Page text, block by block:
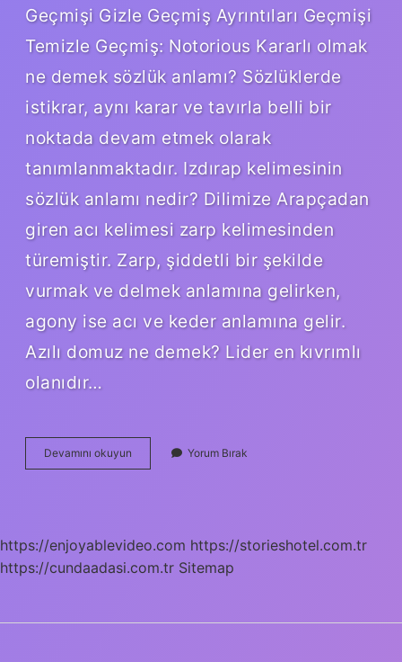
Geçmişi Gizle Geçmiş Ayrıntıları Geçmişi
Temizle Geçmiş: Notorious Kararlı olmak
ne demek sözlük anlamı? Sözlüklerde
istikrar, aynı karar ve tavırla belli bir
noktada devam etmek olarak
tanımlanmaktadır. Izdırap kelimesinin
sözlük anlamı nedir? Dilimize Arapçadan
giren acı kelimesi zarp kelimesinden
türemiştir. Zarp, şiddetli bir şekilde
vurmak ve delmek anlamına gelirken,
agony ise acı ve keder anlamına gelir.
Azılı domuz ne demek? Lider en kıvrımlı
olanıdır…
Devamını okuyun
Sözlük
Yorum Bırak
https://enjoyablevideo.com https://storieshotel.com.tr
https://cundaadasi.com.tr Sitemap